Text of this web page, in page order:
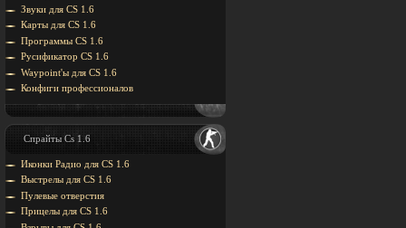
Звуки для CS 1.6
Карты для CS 1.6
Программы CS 1.6
Русификатор CS 1.6
Waypoint'ы для CS 1.6
Конфиги профессионалов
Спрайты Cs 1.6
Иконки Радио для CS 1.6
Выстрелы для CS 1.6
Пулевые отверстия
Прицелы для CS 1.6